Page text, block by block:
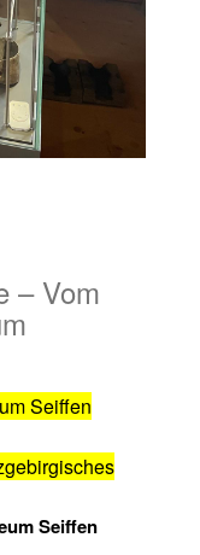
– Vom
Seiffen
Seiffen